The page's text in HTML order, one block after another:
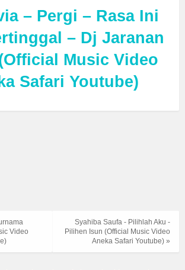
– Pergi – Rasa Ini
– Dj Jaranan
Music Video
Safari Youtube)
Syahiba Saufa - Pilihlah Aku -
Pilihen Isun (Official Music Video
Aneka Safari Youtube) »
Video